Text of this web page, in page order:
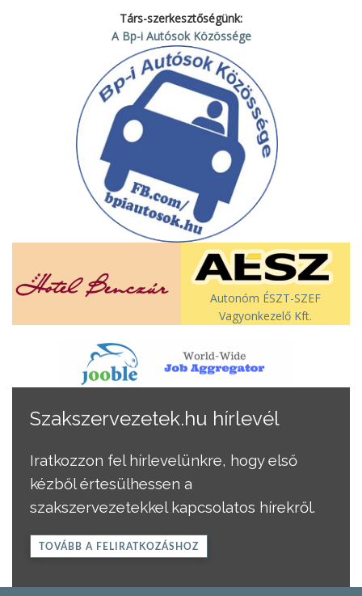
Társ-szerkesztőségünk:
A Bp-i Autósok Közössége
Autonóm ÉSZT-SZEF
Vagyonkezelő Kft.
Szakszervezetek.hu hírlevél
Iratkozzon fel hírlevelünkre, hogy első
kézből értesülhessen a
szakszervezetekkel kapcsolatos hírekről.
TOVÁBB A FELIRATKOZÁSHOZ